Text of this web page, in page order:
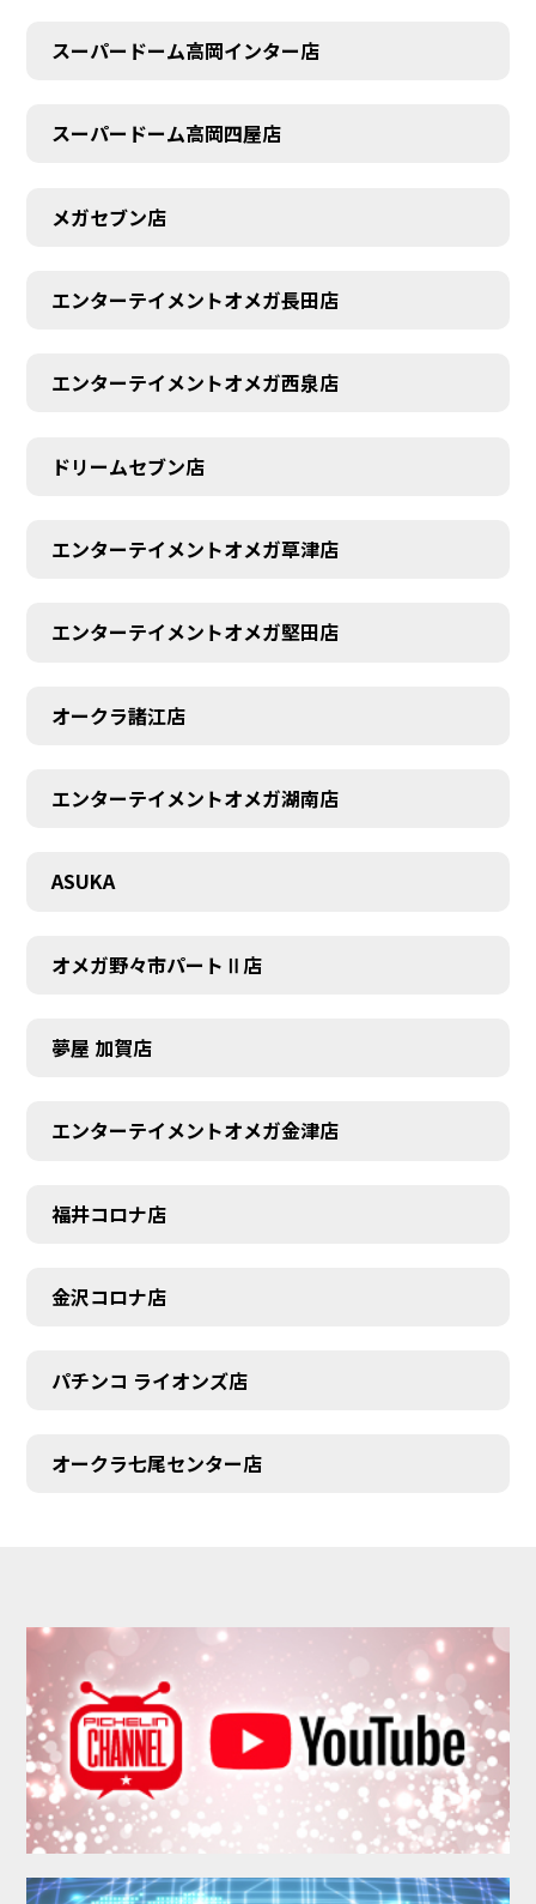
スーパードーム高岡インター店
スーパードーム高岡四屋店
メガセブン店
エンターテイメントオメガ長田店
エンターテイメントオメガ西泉店
ドリームセブン店
エンターテイメントオメガ草津店
エンターテイメントオメガ堅田店
オークラ諸江店
エンターテイメントオメガ湖南店
ASUKA
オメガ野々市パートⅡ店
夢屋 加賀店
エンターテイメントオメガ金津店
福井コロナ店
金沢コロナ店
パチンコ ライオンズ店
オークラ七尾センター店